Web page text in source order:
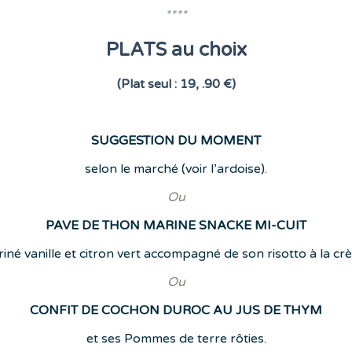
****
PLATS au choix
(Plat seul : 19, .90 €)
SUGGESTION DU MOMENT
selon le marché (voir l’ardoise).
Ou
PAVE DE THON MARINE SNACKE MI-CUIT
vanille et citron vert accompagné de son risotto à la
Ou
CONFIT DE COCHON DUROC AU JUS DE THYM
et ses Pommes de terre rôties.